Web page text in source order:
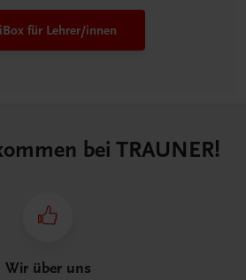
für Lehrer/innen
bei TRAUNER!
Wir über uns